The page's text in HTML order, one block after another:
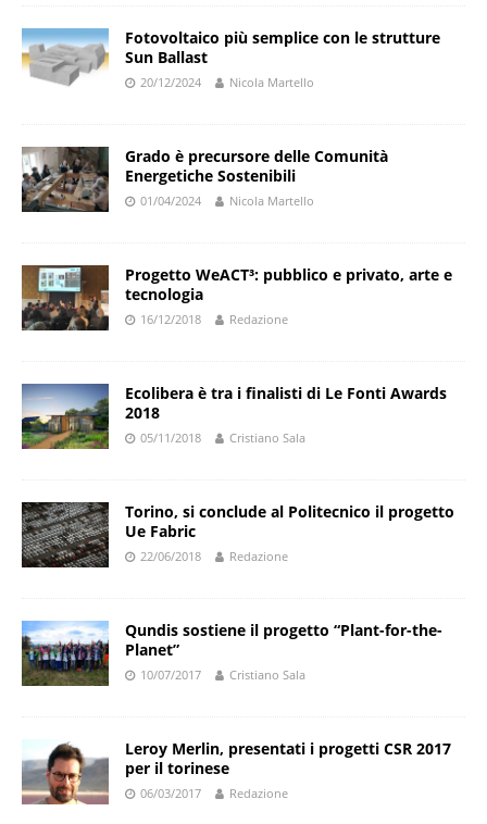
Fotovoltaico più semplice con le strutture
Sun Ballast
20/12/2024 Nicola Martello
Grado è precursore delle Comunità
Energetiche Sostenibili
01/04/2024 Nicola Martello
Progetto WeACT³: pubblico e privato, arte e
tecnologia
16/12/2018 Redazione
Ecolibera è tra i finalisti di Le Fonti Awards
2018
05/11/2018 Cristiano Sala
Torino, si conclude al Politecnico il progetto
Ue Fabric
22/06/2018 Redazione
Qundis sostiene il progetto “Plant-for-the-
Planet”
10/07/2017 Cristiano Sala
Leroy Merlin, presentati i progetti CSR 2017
per il torinese
06/03/2017 Redazione